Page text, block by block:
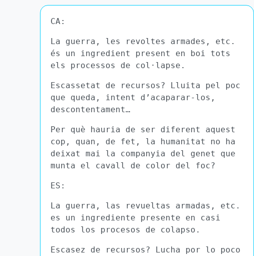
CA:
La guerra, les revoltes armades, etc.
és un ingredient present en boi tots
els processos de col·lapse.
Escassetat de recursos? Lluita pel poc
que queda, intent d’acaparar-los,
descontentament…
Per què hauria de ser diferent aquest
cop, quan, de fet, la humanitat no ha
deixat mai la companyia del genet que
munta el cavall de color del foc?
ES:
La guerra, las revueltas armadas, etc.
es un ingrediente presente en casi
todos los procesos de colapso.
Escasez de recursos? Lucha por lo poco